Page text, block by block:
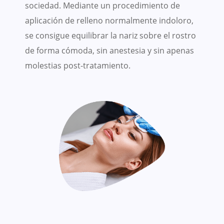
sociedad. Mediante un procedimiento de
aplicación de relleno normalmente indoloro,
se consigue equilibrar la nariz sobre el rostro
de forma cómoda, sin anestesia y sin apenas
molestias post-tratamiento.